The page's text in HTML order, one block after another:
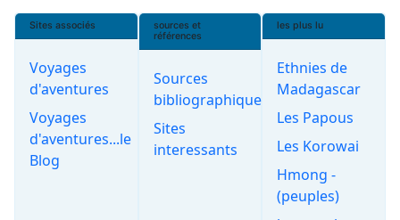
Sites associés
Voyages
d'aventures
Voyages
d'aventures...le
Blog
sources et
références
Sources
bibliographiques
Sites
interessants
les plus lu
Ethnies de
Madagascar
Les Papous
Les Korowai
Hmong -
(peuples)